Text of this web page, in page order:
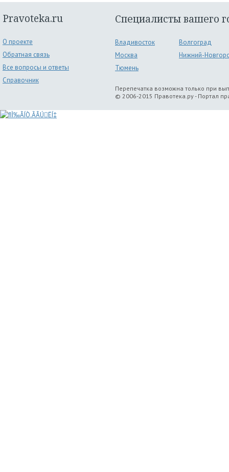
Pravoteka.ru
О проекте
Обратная связь
Все вопросы и ответы
Справочник
Специалисты вашего
Владивосток
Волгоград
Москва
Нижний-
Тюмень
Перепечатка возможна только при
© 2006-2015 Правотека.ру - Портал